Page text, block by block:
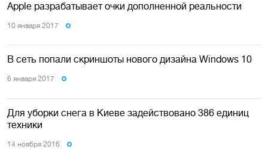
Apple разрабатывает очки дополненной реальности
10 января 2017
В сеть попали скриншоты нового дизайна Windows 10
6 января 2017
Для уборки снега в Киеве задействовано 386 единиц
техники
14 ноября 2016